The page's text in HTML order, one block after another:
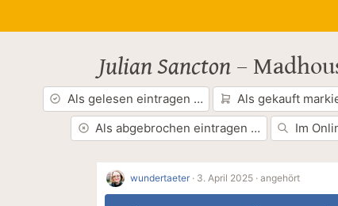
Julian Sancton–
Als gelesen eintragen … Als gekauft
Als abgebrochen eintragen …
Im
wundertaeter · 3. April 2025 · angehört